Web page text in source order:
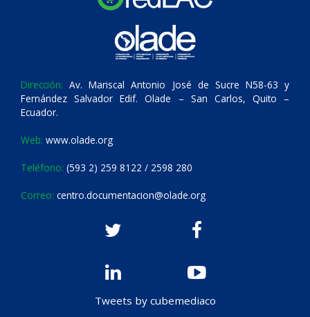
Dirección: Av. Mariscal Antonio José de Sucre N58-63 y
Fernández Salvador Edif. Olade – San Carlos, Quito –
Ecuador.
Web: www.olade.org
Teléfono: (593 2) 259 8122 / 2598 280
Correo: centro.documentacion@olade.org
Tweets by cubemediaco